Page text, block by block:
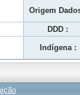
Origem
DDD :
Indígena :